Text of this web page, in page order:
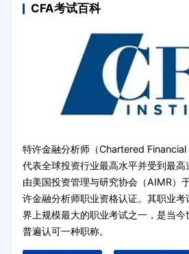
CFA考试百科
特许金融分析师（Chartered Financial
代表全球投资行业最高水平并受到最高
由美国投资管理与研究协会（AIMR）
许金融分析师职业资格认证。其职业
界上规模最大的职业考试之一，是当
普遍认可一种职称。